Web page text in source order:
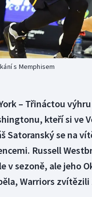
s Memphisem
– Třináctou
kteří si ve
Satoranský se na
Russell
v sezoně, ale jeho
Warriors zvítězili